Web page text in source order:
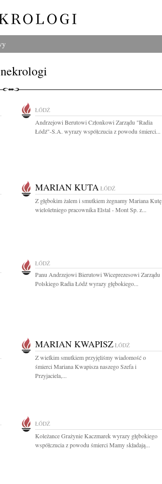
ŁÓDŹ
Andrzejowi Berutowi Członkowi Zarządu "Radia
Łódź"-S.A. wyrazy współczucia z powodu śmierci...
MARIAN KUTA ŁÓDŹ
Z głębokim żalem i smutkiem żegnamy Mariana Kutę
wieloletniego pracownika Elstal - Mont Sp. z...
ŁÓDŹ
Panu Andrzejowi Bierutowi Wiceprezesowi Zarządu
Polskiego Radia Łódź wyrazy głębokiego...
MARIAN KWAPISZ ŁÓDŹ
Z wielkim smutkiem przyjęliśmy wiadomość o
śmierci Mariana Kwapisza naszego Szefa i
Przyjaciela,...
ŁÓDŹ
Koleżance Grażynie Kaczmarek wyrazy głębokiego
współczucia z powodu śmierci Mamy składają...